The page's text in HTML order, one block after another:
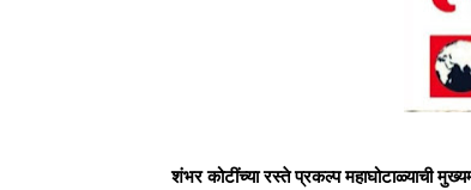
शंभर कोटींच्या रस्ते प्रकल्प महाघोटाळ्याची